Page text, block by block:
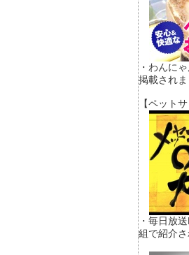
・わんに
掲載されま
【ペットサ
・毎日放
組で紹介さ